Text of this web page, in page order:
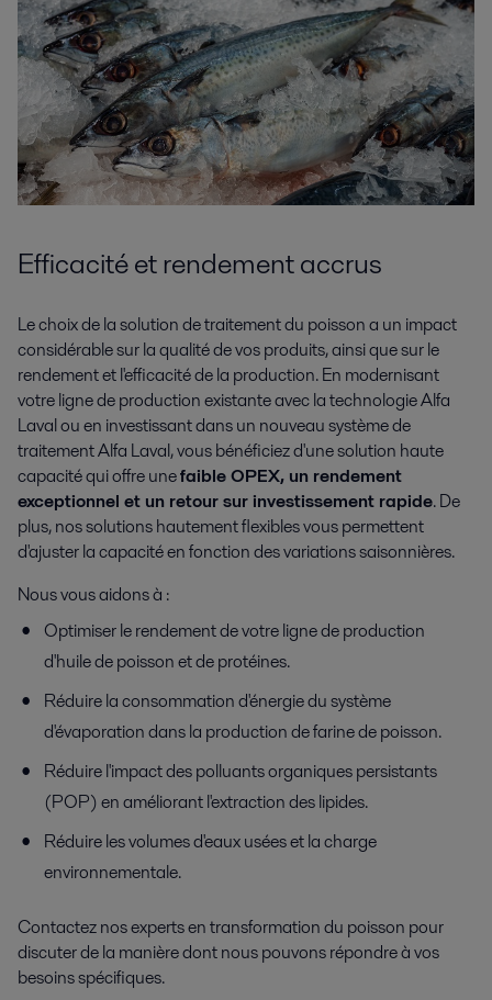
Efficacité et rendement accrus
Le choix de la solution de traitement du poisson a un impact
considérable sur la qualité de vos produits, ainsi que sur le
rendement et l'efficacité de la production. En modernisant
votre ligne de production existante avec la technologie Alfa
Laval ou en investissant dans un nouveau système de
traitement Alfa Laval, vous bénéficiez d'une solution haute
capacité qui offre unefaible OPEX, un rendement
exceptionnel et un retour sur investissement rapide. De
plus, nos solutions hautement flexibles vous permettent
d'ajuster la capacité en fonction des variations saisonnières.
Nous vous aidons à :
Optimiser le rendement de votre ligne de production
d'huile de poisson et de protéines.
Réduire la consommation d'énergie du système
d'évaporation dans la production de farine de poisson.
Réduire l'impact des polluants organiques persistants
(POP) en améliorant l'extraction des lipides.
Réduire les volumes d'eaux usées et la charge
environnementale.
Contactez nos experts en transformation du poisson pour
discuter de la manière dont nous pouvons répondre à vos
besoins spécifiques.